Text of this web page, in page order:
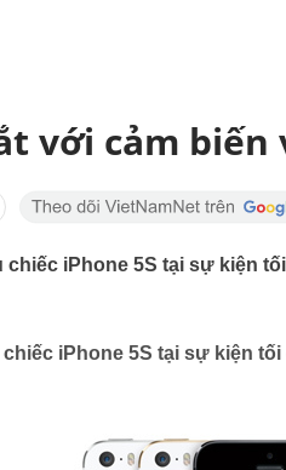
với cảm biến
iPhone 5S tại sự kiện
iPhone 5S tại sự kiện